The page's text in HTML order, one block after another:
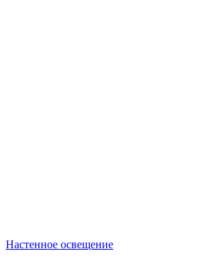
Настенное освещение